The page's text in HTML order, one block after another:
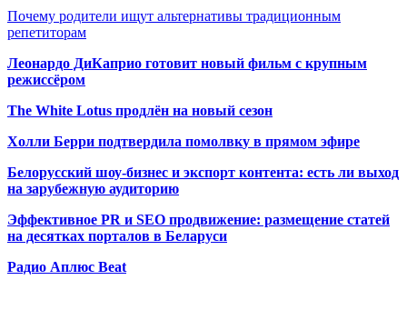
Почему родители ищут альтернативы традиционным
репетиторам
Леонардо ДиКаприо готовит новый фильм с крупным
режиссёром
The White Lotus продлён на новый сезон
Холли Берри подтвердила помолвку в прямом эфире
Белорусский шоу-бизнес и экспорт контента: есть ли выход
на зарубежную аудиторию
Эффективное PR и SEO продвижение: размещение статей
на десятках порталов в Беларуси
Радио Аплюс Beat